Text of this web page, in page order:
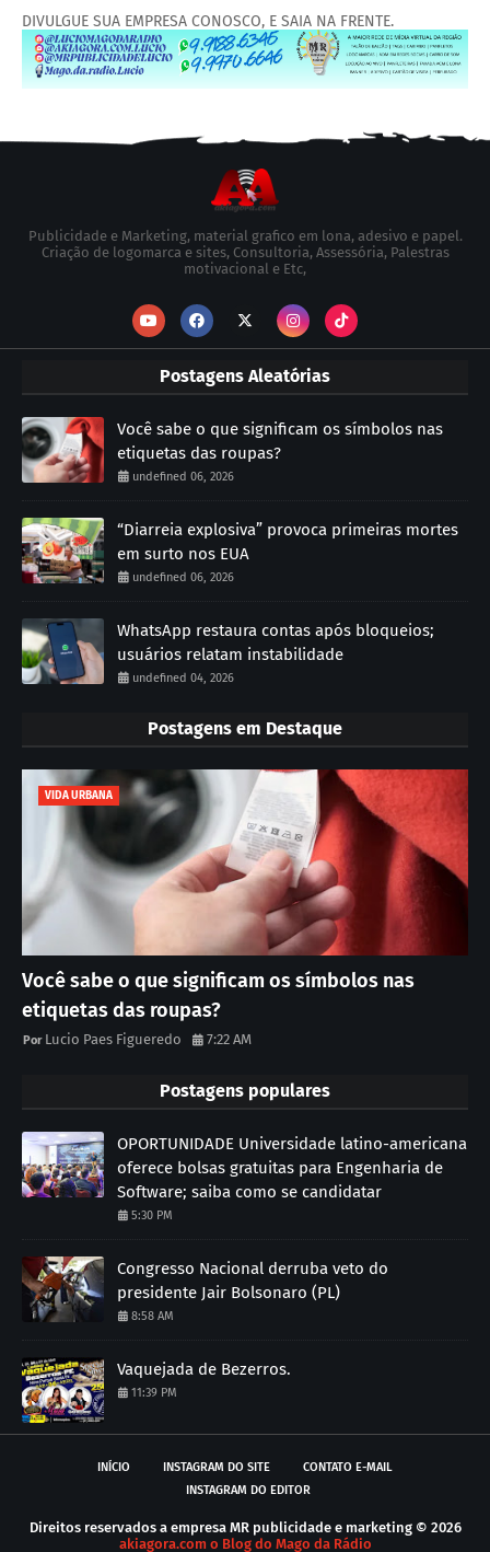
DIVULGUE SUA EMPRESA CONOSCO, E SAIA NA FRENTE.
Publicidade e Marketing, material grafico em lona, adesivo e papel.
Criação de logomarca e sites, Consultoria, Assessória, Palestras
motivacional e Etc,
Postagens Aleatórias
Você sabe o que significam os símbolos nas
etiquetas das roupas?
undefined 06, 2026
“Diarreia explosiva” provoca primeiras mortes
em surto nos EUA
undefined 06, 2026
WhatsApp restaura contas após bloqueios;
usuários relatam instabilidade
undefined 04, 2026
Postagens em Destaque
VIDA URBANA
Você sabe o que significam os símbolos nas
etiquetas das roupas?
Lucio Paes Figueredo 7:22 AM
Postagens populares
OPORTUNIDADE Universidade latino-americana
oferece bolsas gratuitas para Engenharia de
Software; saiba como se candidatar
5:30 PM
Congresso Nacional derruba veto do
presidente Jair Bolsonaro (PL)
8:58 AM
Vaquejada de Bezerros.
11:39 PM
INÍCIO INSTAGRAM DO SITE
CONTATO E-MAIL
INSTAGRAM DO EDITOR
Direitos reservados a empresa MR publicidade e marketing © 2026
akiagora.com o Blog do Mago da Rádio